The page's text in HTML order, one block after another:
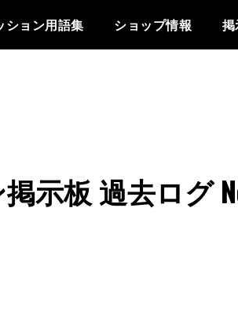
ション用語集 ショップ情報
示板 過去ログ